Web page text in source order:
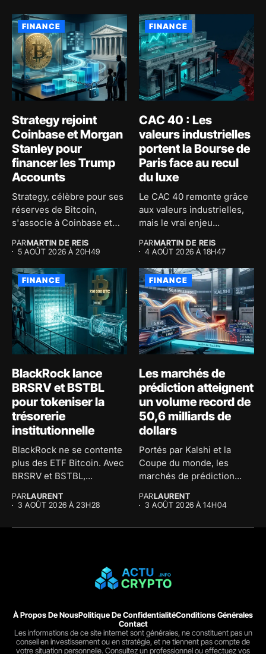
FINANCE
Strategy rejoint
Coinbase et Morgan
Stanley pour
financer les Trump
Accounts
Strategy, célèbre pour ses
réserves de Bitcoin,
s'associe à Coinbase et
PARMARTIN DE REIS
5 AOÛT 2026 À 20H49
FINANCE
CAC 40 : Les
valeurs industrielles
portent la Bourse de
Paris face au recul
du luxe
Le CAC 40 remonte grâce
aux valeurs industrielles,
mais le vrai enjeu...
PARMARTIN DE REIS
4 AOÛT 2026 À 18H47
FINANCE
BlackRock lance
BRSRV et BSTBL
pour tokeniser la
trésorerie
institutionnelle
BlackRock ne se contente
plus des ETF Bitcoin. Avec
BRSRV et BSTBL,...
PARLAURENT
3 AOÛT 2026 À 23H28
FINANCE
Les marchés de
prédiction atteignent
un volume record de
50,6 milliards de
dollars
Portés par Kalshi et la
Coupe du monde, les
marchés de prédiction...
PARLAURENT
3 AOÛT 2026 À 14H04
À Propos De NousPolitique De ConfidentialitéConditions Générales
Contact
Les informations de ce site internet sont générales, ne constituent pas un
conseil en investissement ou en stratégie, et ne tiennent pas compte de
votre situation personnelle. Consultez un professionnel ou effectuez vos